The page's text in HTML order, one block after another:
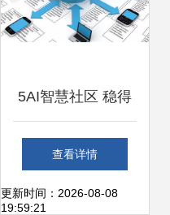
5AI智慧社区 稳得
住当下，看得到未
来——网络信息技
查看详情
更新时间：2026-08-08
19:59:21